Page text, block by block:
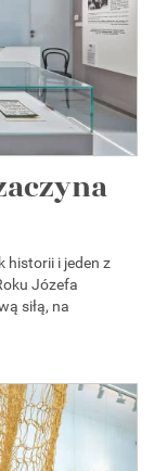
historii i jeden z
Józefa
siłą, na